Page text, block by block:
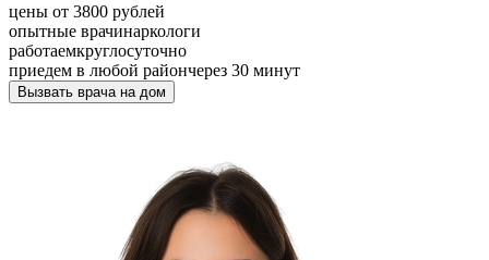
цены от 3800 рублей
опытные врачинаркологи
работаемкруглосуточно
приедем в любой райончерез 30 минут
Вызвать врача на дом